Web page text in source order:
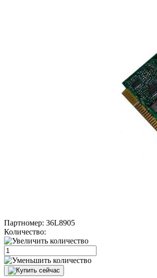
Партномер: 36L8905
Количество: